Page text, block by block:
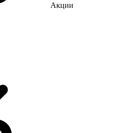
Акции